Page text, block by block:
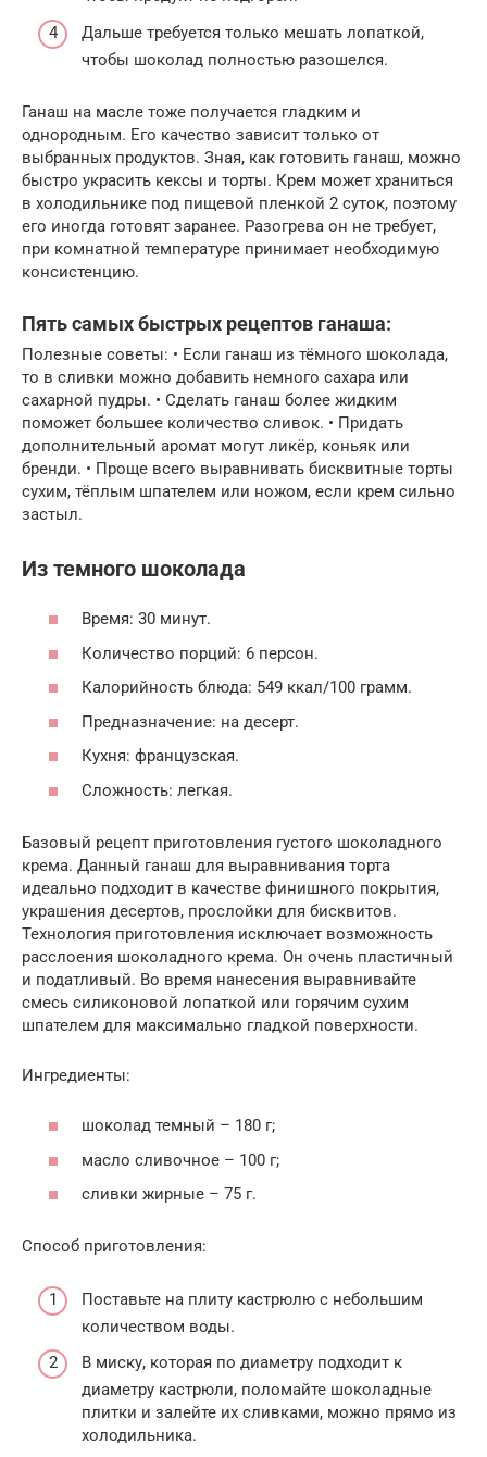
Дальше требуется только мешать лопаткой,
чтобы шоколад полностью разошелся.
Ганаш на масле тоже получается гладким и
однородным. Его качество зависит только от
выбранных продуктов. Зная, как готовить ганаш, можно
быстро украсить кексы и торты. Крем может храниться
в холодильнике под пищевой пленкой 2 суток, поэтому
его иногда готовят заранее. Разогрева он не требует,
при комнатной температуре принимает необходимую
консистенцию.
Пять самых быстрых рецептов ганаша:
Полезные советы: • Если ганаш из тёмного шоколада,
то в сливки можно добавить немного сахара или
сахарной пудры. • Сделать ганаш более жидким
поможет большее количество сливок. • Придать
дополнительный аромат могут ликёр, коньяк или
бренди. • Проще всего выравнивать бисквитные торты
сухим, тёплым шпателем или ножом, если крем сильно
застыл.
Из темного шоколада
Время: 30 минут.
Количество порций: 6 персон.
Калорийность блюда: 549 ккал/100 грамм.
Предназначение: на десерт.
Кухня: французская.
Сложность: легкая.
Базовый рецепт приготовления густого шоколадного
крема. Данный ганаш для выравнивания торта
идеально подходит в качестве финишного покрытия,
украшения десертов, прослойки для бисквитов.
Технология приготовления исключает возможность
расслоения шоколадного крема. Он очень пластичный
и податливый. Во время нанесения выравнивайте
смесь силиконовой лопаткой или горячим сухим
шпателем для максимально гладкой поверхности.
Ингредиенты:
шоколад темный – 180 г;
масло сливочное – 100 г;
сливки жирные – 75 г.
Способ приготовления:
Поставьте на плиту кастрюлю с небольшим
количеством воды.
В миску, которая по диаметру подходит к
диаметру кастрюли, поломайте шоколадные
плитки и залейте их сливками, можно прямо из
холодильника.